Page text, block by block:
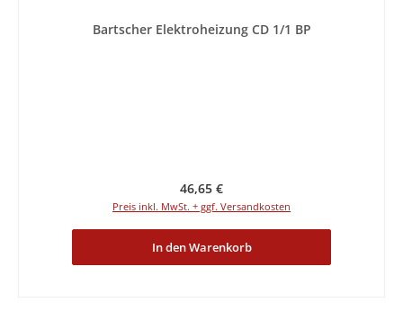
Bartscher Elektroheizung CD 1/1 BP
Regulärer Preis:
46,65 €
Preis inkl. MwSt. + ggf. Versandkosten
In den Warenkorb